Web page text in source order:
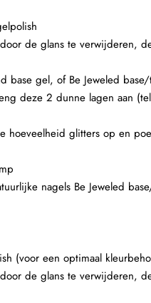
de glans te verwijderen,
base gel, of Be Jeweled
deze 2 dunne lagen aan
hoeveelheid glitters op en
nagels Be Jeweled
(voor een optimaal
de glans te verwijderen,